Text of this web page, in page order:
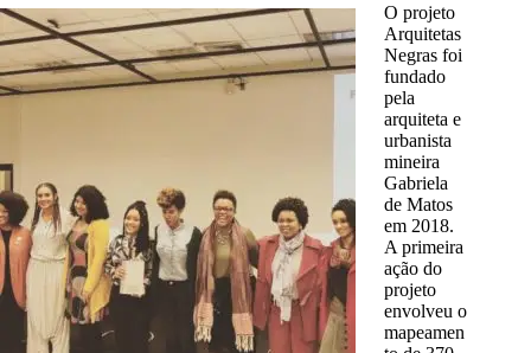
O projeto
Arquitetas
Negras foi
fundado
pela
arquiteta e
urbanista
mineira
Gabriela
de Matos
em 2018.
A primeira
ação do
projeto
envolveu o
mapeamen